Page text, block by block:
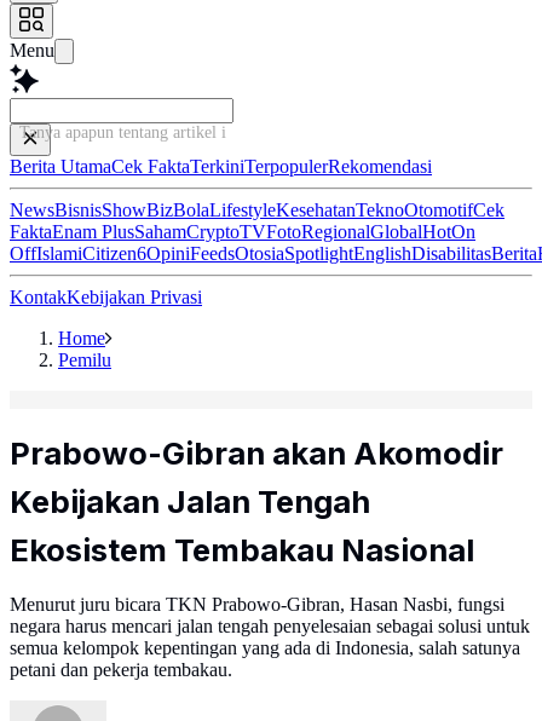
Menu
Tanya apapun tentang artikel ini...
Berita UtamaCek FaktaTerkiniTerpopulerRekomendasi
NewsBisnisShowBizBolaLifestyleKesehatanTeknoOtomotifCek
FaktaEnam PlusSahamCryptoTVFotoRegionalGlobalHotOn
OffIslamiCitizen6OpiniFeedsOtosiaSpotlightEnglishDisabilitasBerita
KontakKebijakan Privasi
Home
Pemilu
Prabowo-Gibran akan Akomodir
Kebijakan Jalan Tengah
Ekosistem Tembakau Nasional
Menurut juru bicara TKN Prabowo-Gibran, Hasan Nasbi, fungsi
negara harus mencari jalan tengah penyelesaian sebagai solusi untuk
semua kelompok kepentingan yang ada di Indonesia, salah satunya
petani dan pekerja tembakau.